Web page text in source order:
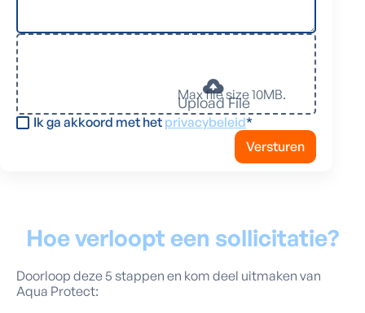
Upload File
Max file size 10MB.
Ik ga akkoord met het privacybeleid*
Hoe verloopt een sollicitatie?
Doorloop deze 5 stappen en kom deel uitmaken van
Aqua Protect: